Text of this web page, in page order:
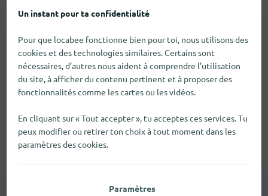
Aides visuelles et auditives
Appareils Auditifs
Un instant pour ta confidentialité
Pour que locabee fonctionne bien pour toi, nous utilisons des
cookies et des technologies similaires. Certains sont
nécessaires, d’autres nous aident à comprendre l’utilisation
du site, à afficher du contenu pertinent et à proposer des
fonctionnalités comme les cartes ou les vidéos.
En cliquant sur « Tout accepter », tu acceptes ces services. Tu
peux modifier ou retirer ton choix à tout moment dans les
paramètres des cookies.
Paramètres